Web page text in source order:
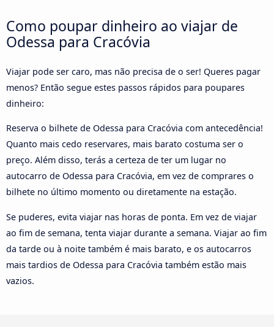
Como poupar dinheiro ao viajar de
Odessa para Cracóvia
Viajar pode ser caro, mas não precisa de o ser! Queres pagar
menos? Então segue estes passos rápidos para poupares
dinheiro:
Reserva o bilhete de Odessa para Cracóvia com antecedência!
Quanto mais cedo reservares, mais barato costuma ser o
preço. Além disso, terás a certeza de ter um lugar no
autocarro de Odessa para Cracóvia, em vez de comprares o
bilhete no último momento ou diretamente na estação.
Se puderes, evita viajar nas horas de ponta. Em vez de viajar
ao fim de semana, tenta viajar durante a semana. Viajar ao fim
da tarde ou à noite também é mais barato, e os autocarros
mais tardios de Odessa para Cracóvia também estão mais
vazios.